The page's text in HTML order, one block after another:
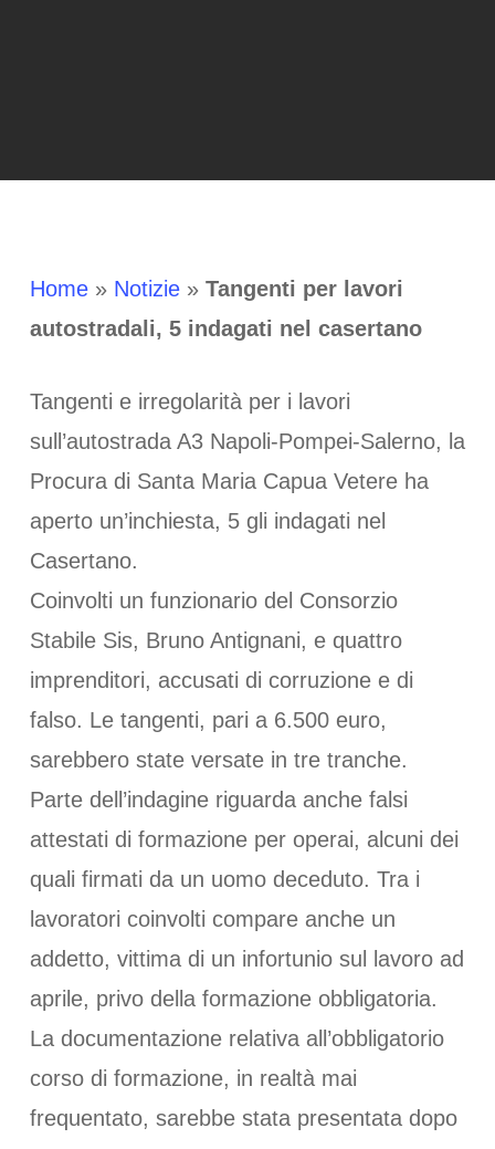
Home» Notizie» Tangenti per lavori
autostradali, 5 indagati nel casertano
Tangenti e irregolarità per i lavori
sull’autostrada A3 Napoli-Pompei-Salerno, la
Procura di Santa Maria Capua Vetere ha
aperto un’inchiesta, 5 gli indagati nel
Casertano.
Coinvolti un funzionario del Consorzio
Stabile Sis, Bruno Antignani, e quattro
imprenditori, accusati di corruzione e di
falso. Le tangenti, pari a 6.500 euro,
sarebbero state versate in tre tranche.
Parte dell’indagine riguarda anche falsi
attestati di formazione per operai, alcuni dei
quali firmati da un uomo deceduto. Tra i
lavoratori coinvolti compare anche un
addetto, vittima di un infortunio sul lavoro ad
aprile, privo della formazione obbligatoria.
La documentazione relativa all’obbligatorio
corso di formazione, in realtà mai
frequentato, sarebbe stata presentata dopo